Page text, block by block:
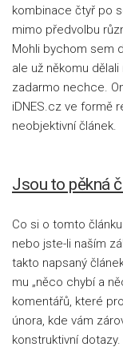
kombinace čtyř po
mimo předvolbu
Mohli bychom sem
ale už někomu
zadarmo nechce.
iDNES.cz ve formě
neobjektivní článek.
Jsou to pěkná
Co si o tomto
nebo jste-li naším
takto napsaný
mu „něco chybí a
komentářů, které
února, kde vám
konstruktivní dotazy.